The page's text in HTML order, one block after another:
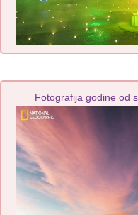
Fotografija godine od